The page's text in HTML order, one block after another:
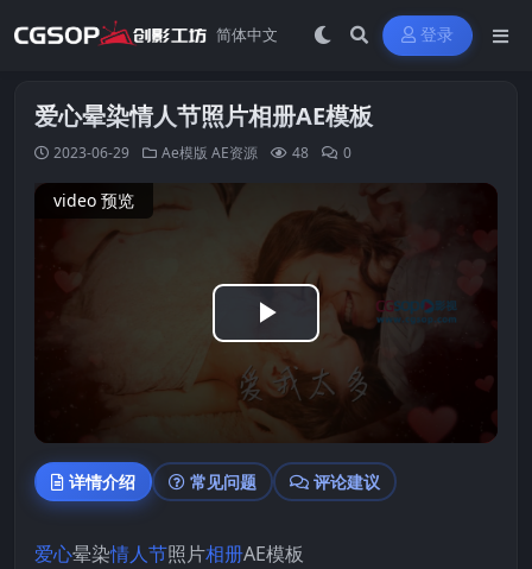
登录
爱心晕染情人节照片相册AE模板
2023-06-29 Ae模版 AE资源 48 0
video 预览
Play
Video
详情介绍 常见问题 评论建议
爱心晕染情人节照片相册AE模板